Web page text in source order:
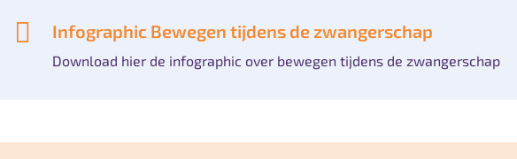
Infographic Bewegen tijdens de zwangerschap
Download hier de infographic over bewegen tijdens de zwangerschap